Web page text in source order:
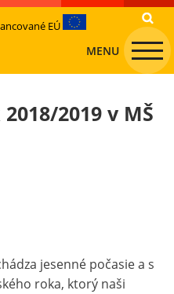
EÚ
MENU
2019 v MŠ
jesenné počasie a s
roka, ktorý naši